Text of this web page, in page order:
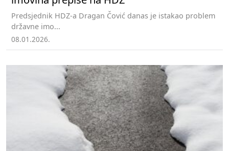
Predsjednik HDZ-a Dragan Čović danas je istakao problem
državne imo...
08.01.2026.